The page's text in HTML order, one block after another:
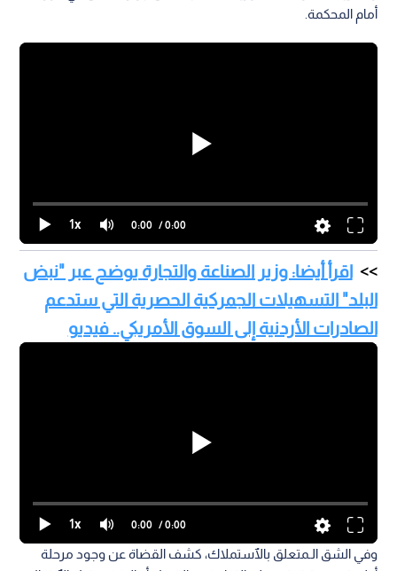
أمام المحكمة.
1x 0:00 / 0:00
اقرأ أيضا: وزير الصناعة والتجارة يوضح عبر "نبض
البلد" التسهيلات الجمركية الحصرية التي ستدعم
الصادرات الأردنية إلى السوق الأمريكي.. فيديو
1x 0:00 / 0:00
وفي الشق الـمتعلق بالٱستملاك، كشف القضاة عن وجود مرحلة